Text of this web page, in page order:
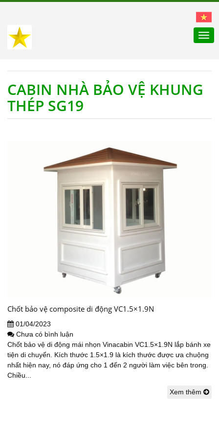
CABIN NHÀ BẢO VỆ KHUNG
THÉP SG19
Chốt bảo vệ composite di động VC1.5×1.9N
01/04/2023
Chưa có bình luận
Chốt bảo vệ di động mái nhọn Vinacabin VC1.5×1.9N lắp bánh xe
tiện di chuyển. Kích thước 1.5×1.9 là kích thước được ưa chuộng
nhất hiện nay, nó đáp ứng cho 1 đến 2 người làm việc bên trong.
Chiều...
Xem thêm